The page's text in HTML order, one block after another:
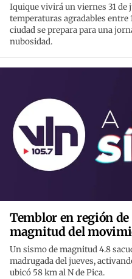
Iquique vivirá un viernes 31 de
temperaturas agradables entre
ciudad se prepara para una
nubosidad.
Temblor en región
magnitud del
Un sismo de magnitud 4.8
madrugada del jueves,
ubicó 58 km al N de Pica.